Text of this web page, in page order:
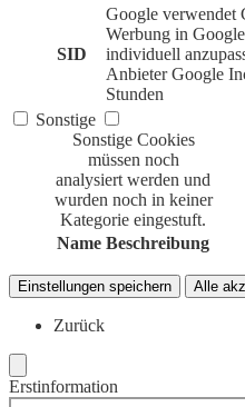
SID
Google verwendet
Werbung in
individuell
Anbieter Google
Stunden
Sonstige
Sonstige Cookies
müssen noch
analysiert werden und
wurden noch in keiner
Kategorie eingestuft.
Name Beschreibung
Einstellungen speichern Alle
Zurück
Erstinformation